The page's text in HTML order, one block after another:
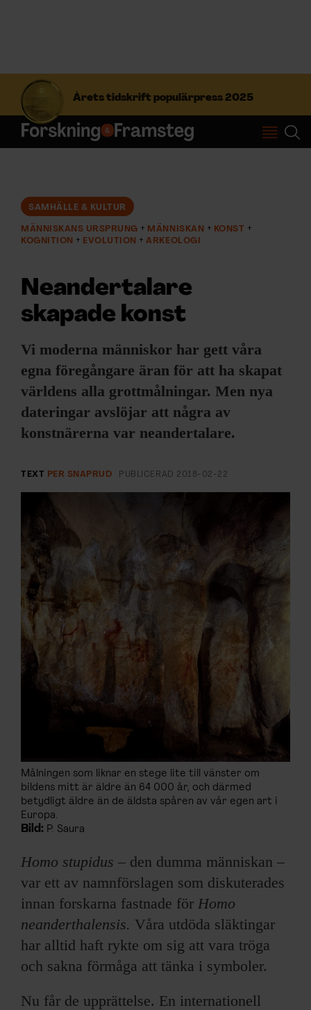
Årets tidskrift populärpress 2025
S
f
t
Prenumerera
NYHETSBREV
ÄMNEN
ARKIV & E-TIDNING
LYSSNA/PODD
EVENEMANG & RESOR
SHOP
PRENUMERERA PÅ F&F
ANNONSERA I F&F
OM F&F
SAMHÄLLE & KULTUR
MÄNNISKANS URSPRUNG MÄNNISKAN
KONST
KOGNITION
EVOLUTION ARKEOLOGI
Neandertalare
skapade konst
Vi moderna människor har gett våra
egna föregångare äran för att ha skapat
världens alla grottmålningar. Men nya
dateringar avslöjar att några av
konstnärerna var neandertalare.
TEXT PER SNAPRUD PUBLICERAD 2018-02-22
Målningen som liknar en stege lite till vänster om
bildens mitt är äldre än 64 000 år, och därmed
betydligt äldre än de äldsta spåren av vår egen art i
Europa.
Bild: P. Saura
Homo stupidus – den dumma människan –
var ett av namnförslagen som diskuterades
innan forskarna fastnade för Homo
neanderthalensis. Våra utdöda släktingar
har alltid haft rykte om sig att vara tröga
och sakna förmåga att tänka i symboler.
Nu får de upprättelse. En internationell